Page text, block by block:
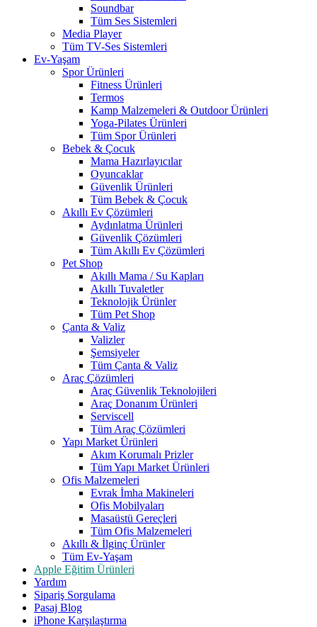
Soundbar
Tüm Ses Sistemleri
Media Player
Tüm TV-Ses Sistemleri
Ev-Yaşam
Spor Ürünleri
Fitness Ürünleri
Termos
Kamp Malzemeleri & Outdoor Ürünleri
Yoga-Pilates Ürünleri
Tüm Spor Ürünleri
Bebek & Çocuk
Mama Hazırlayıcılar
Oyuncaklar
Güvenlik Ürünleri
Tüm Bebek & Çocuk
Akıllı Ev Çözümleri
Aydınlatma Ürünleri
Güvenlik Çözümleri
Tüm Akıllı Ev Çözümleri
Pet Shop
Akıllı Mama / Su Kapları
Akıllı Tuvaletler
Teknolojik Ürünler
Tüm Pet Shop
Çanta & Valiz
Valizler
Şemsiyeler
Tüm Çanta & Valiz
Araç Çözümleri
Araç Güvenlik Teknolojileri
Araç Donanım Ürünleri
Serviscell
Tüm Araç Çözümleri
Yapı Market Ürünleri
Akım Korumalı Prizler
Tüm Yapı Market Ürünleri
Ofis Malzemeleri
Evrak İmha Makineleri
Ofis Mobilyaları
Masaüstü Gereçleri
Tüm Ofis Malzemeleri
Akıllı & İlginç Ürünler
Tüm Ev-Yaşam
Apple Eğitim Ürünleri
Yardım
Sipariş Sorgulama
Pasaj Blog
iPhone Karşılaştırma